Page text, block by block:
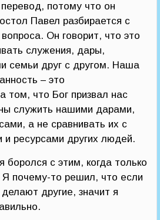
потому что он
Павел разбирается с
Он говорит, что это
служения, дары,
семьи друг с другом. Наша
– это
том, что Бог призвал нас
служить нашими дарами,
а не сравнивать их с
ресурсами других людей.
боролся с этим, когда только
Я почему-то решил, что если
другие, значит я